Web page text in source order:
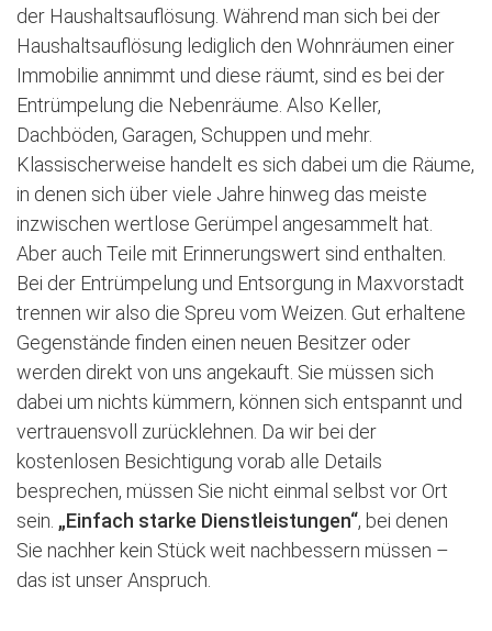
der Haushaltsauflösung. Während man sich bei der
Haushaltsauflösung lediglich den Wohnräumen einer
Immobilie annimmt und diese räumt, sind es bei der
Entrümpelung die Nebenräume. Also Keller,
Dachböden, Garagen, Schuppen und mehr.
Klassischerweise handelt es sich dabei um die Räume,
in denen sich über viele Jahre hinweg das meiste
inzwischen wertlose Gerümpel angesammelt hat.
Aber auch Teile mit Erinnerungswert sind enthalten.
Bei der Entrümpelung und Entsorgung in Maxvorstadt
trennen wir also die Spreu vom Weizen. Gut erhaltene
Gegenstände finden einen neuen Besitzer oder
werden direkt von uns angekauft. Sie müssen sich
dabei um nichts kümmern, können sich entspannt und
vertrauensvoll zurücklehnen. Da wir bei der
kostenlosen Besichtigung vorab alle Details
besprechen, müssen Sie nicht einmal selbst vor Ort
sein. „Einfach starke Dienstleistungen“, bei denen
Sie nachher kein Stück weit nachbessern müssen –
das ist unser Anspruch.